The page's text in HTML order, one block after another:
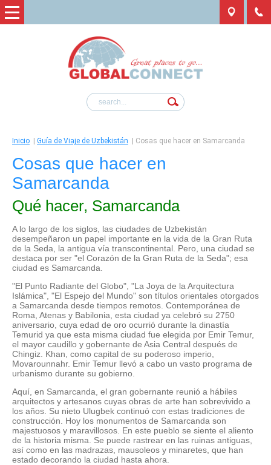
Inicio Guía de Viaje de Uzbekistán Cosas que hacer en Samarcanda
Cosas que hacer en
Samarcanda
Qué hacer, Samarcanda
A lo largo de los siglos, las ciudades de Uzbekistán
desempeñaron un papel importante en la vida de la Gran Ruta
de la Seda, la antigua vía transcontinental. Pero, una ciudad se
destaca por ser "el Corazón de la Gran Ruta de la Seda"; esa
ciudad es Samarcanda.
"El Punto Radiante del Globo", "La Joya de la Arquitectura
Islámica", "El Espejo del Mundo" son títulos orientales otorgados
a Samarcanda desde tiempos remotos. Contemporánea de
Roma, Atenas y Babilonia, esta ciudad ya celebró su 2750
aniversario, cuya edad de oro ocurrió durante la dinastía
Temurid ya que esta misma ciudad fue elegida por Emir Temur,
el mayor caudillo y gobernante de Asia Central después de
Chingiz. Khan, como capital de su poderoso imperio,
Movarounnahr. Emir Temur llevó a cabo un vasto programa de
urbanismo durante su gobierno.
Aquí, en Samarcanda, el gran gobernante reunió a hábiles
arquitectos y artesanos cuyas obras de arte han sobrevivido a
los años. Su nieto Ulugbek continuó con estas tradiciones de
construcción. Hoy los monumentos de Samarcanda son
majestuosos y maravillosos. En este pueblo se siente el aliento
de la historia misma. Se puede rastrear en las ruinas antiguas,
así como en las madrazas, mausoleos y minaretes, que han
estado decorando la ciudad hasta ahora.